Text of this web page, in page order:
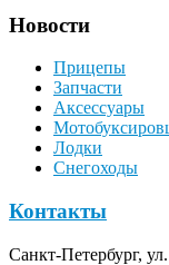
Новости
Прицепы
Запчасти
Аксессуары
Лодки
Снегоходы
Контакты
Санкт-Петербург,